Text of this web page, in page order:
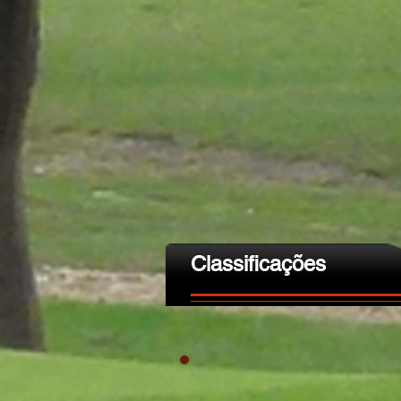
Classificações